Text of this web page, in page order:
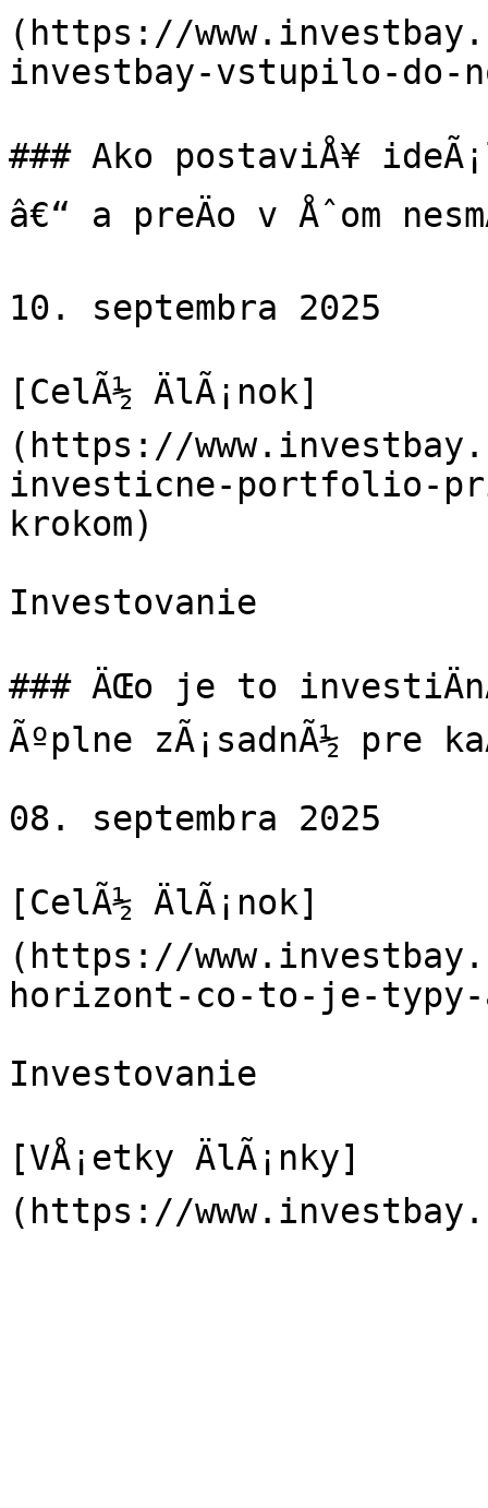
(https://
investbay-vstupilo-do-
### Ako postaviÅ¥
â€“ a preÄo v Åˆom
10. septembra 2025
[CelÃ½ ÄlÃ¡nok]
(https://
investicne-portfolio-
krokom)
Investovanie
### ÄŒo je to
Ãºplne zÃ¡sadnÃ½ pre
08. septembra 2025
[CelÃ½ ÄlÃ¡nok]
(https://
horizont-co-to-je-typy-
Investovanie
[VÅ¡etky ÄlÃ¡nky]